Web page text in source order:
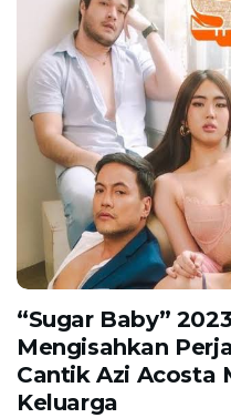
“Sugar Baby”
Mengisahkan
Cantik Azi Acosta
Keluarga